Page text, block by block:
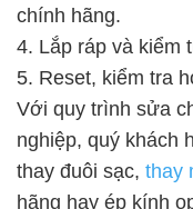
chính hãng.
4. Lắp ráp và kiểm
5. Reset, kiểm tra
Với quy trình sửa
nghiệp, quý khách
thay đuôi sạc, thay
hãng hay ép kính